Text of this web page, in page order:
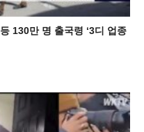
130만 명 출국령 ‘3디 업종